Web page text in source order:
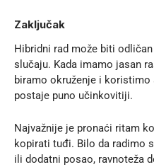
Zaključak
Hibridni rad može biti
slučaju. Kada imamo jasan
biramo okruženje i
postaje puno učinkovitiji.
Najvažnije je pronaći ritam
kopirati tuđi. Bilo da radimo
ili dodatni posao, ravnoteža